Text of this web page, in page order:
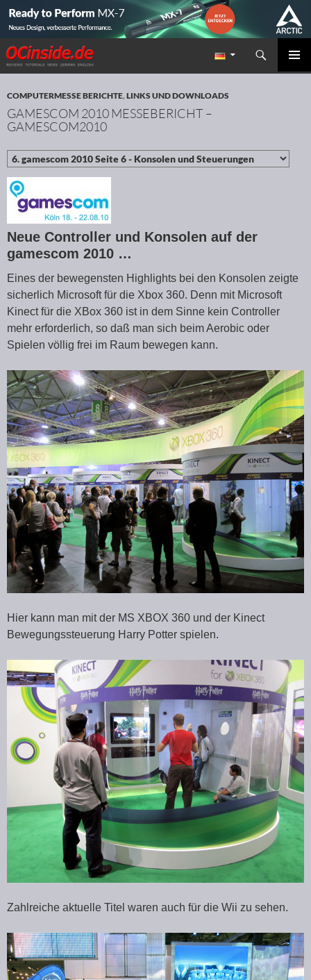
Redaktion ocinside.de PC Hardware Portal
Suchen
ZUM INHALT SPRINGEN
COMPUTERMESSE BERICHTE,LINKS UND DOWNLOADS
GAMESCOM 2010 MESSEBERICHT –
GAMESCOM2010
Neue Controller und Konsolen auf der
gamescom 2010 …
Eines der bewegensten Highlights bei den Konsolen zeigte
sicherlich Microsoft für die Xbox 360. Denn mit Microsoft
Kinect für die XBox 360 ist in dem Sinne kein Controller
mehr erforderlich, so daß man sich beim Aerobic oder
Spielen völlig frei im Raum bewegen kann.
Hier kann man mit der MS XBOX 360 und der Kinect
Bewegungssteuerung Harry Potter spielen.
Zahlreiche aktuelle Titel waren auch für die Wii zu sehen.